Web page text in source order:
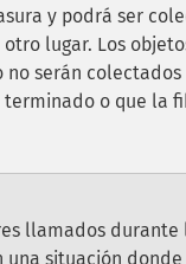
y podrá ser
lugar. Los
no serán
o que la
llamados
una situación